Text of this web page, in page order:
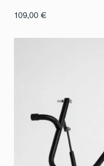
109,00 €